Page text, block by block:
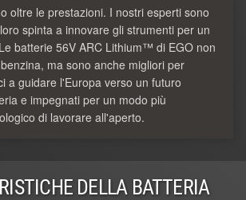
oltre le prestazioni. I nostri esperti sono
spinta a innovare gli strumenti per un
batterie 56V ARC Lithium™ di EGO non
ma sono anche migliori per
a guidare l'Europa verso un futuro
e impegnati per un modo più
di lavorare all'aperto.
DELLA BATTERIA